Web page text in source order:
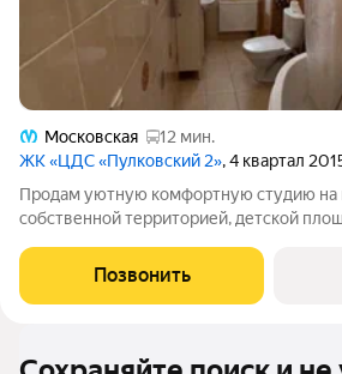
Московская
12 мин.
ЖК «ЦДС «Пулковский 2», 4 квартал
Продам уютную комфортную студию на
собственной территорией, детской
сезон. 5 минут пешком до остановки.
инфраструктура. Очень тихий
Позвонить